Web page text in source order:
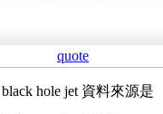
quote
hole jet 資料來源是